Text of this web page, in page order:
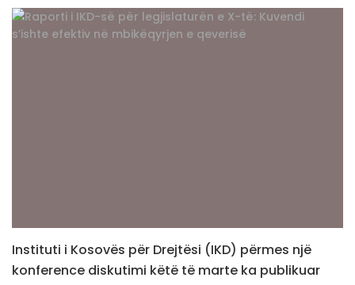
Instituti i Kosovës për Drejtësi (IKD) përmes një
konference diskutimi këtë të marte ka publikuar